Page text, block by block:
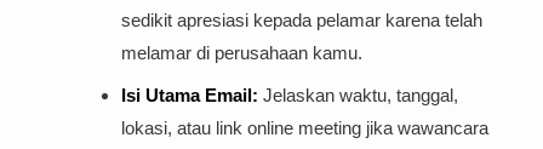
sedikit apresiasi kepada pelamar karena telah
melamar di perusahaan kamu.
Isi Utama Email: Jelaskan waktu, tanggal,
lokasi, atau link online meeting jika wawancara